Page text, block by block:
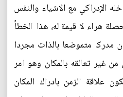
الإدراكي مع الاشياء والنفس
هراء لا قيمة له، هذا الخطأ
مدركا متموضعا بالذات مجردا
غير تعالقه بالمكان وهو امر
علاقة الزمن بادراك المكان